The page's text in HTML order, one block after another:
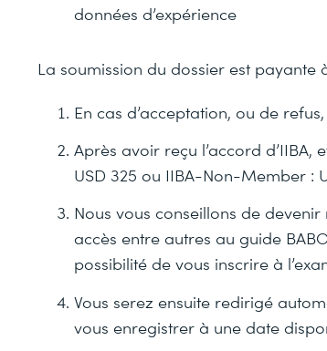
données d’expérience
La soumission du dossier est payante
En cas d’acceptation, ou de
Après avoir reçu l’accord
USD 325 ou IIBA-Non-Member :
Nous vous conseillons de
accès entre autres au guide
possibilité de vous inscrire à
Vous serez ensuite redirigé
vous enregistrer à une date